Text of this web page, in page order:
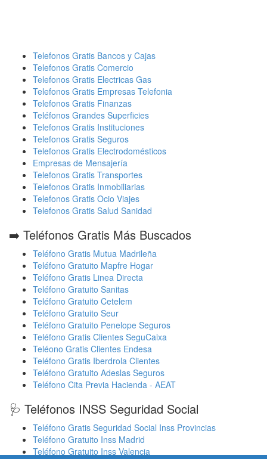
Telefonos Gratis Bancos y Cajas
Telefonos Gratis Comercio
Telefonos Gratis Electricas Gas
Telefonos Gratis Empresas Telefonia
Telefonos Gratis Finanzas
Teléfonos Grandes Superficies
Telefonos Gratis Instituciones
Telefonos Gratis Seguros
Telefonos Gratis Electrodomésticos
Empresas de Mensajería
Telefonos Gratis Transportes
Telefonos Gratis Inmobiliarias
Telefonos Gratis Ocio Viajes
Telefonos Gratis Salud Sanidad
➡️ Teléfonos Gratis Más Buscados
Teléfono Gratis Mutua Madrileña
Teléfono Gratuito Mapfre Hogar
Teléfono Gratis Linea Directa
Teléfono Gratuito Sanitas
Teléfono Gratuito Cetelem
Teléfono Gratuito Seur
Teléfono Gratuito Penelope Seguros
Teléfono Gratis Clientes SeguCaixa
Teléono Gratis Clientes Endesa
Teléfono Gratis Iberdrola Clientes
Teléfono Gratuito Adeslas Seguros
Teléfono Cita Previa Hacienda - AEAT
🩺 Teléfonos INSS Seguridad Social
Teléfono Gratis Seguridad Social Inss Provincias
Teléfono Gratuito Inss Madrid
Teléfono Gratuito Inss Valencia